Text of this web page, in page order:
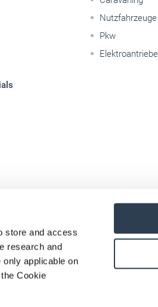
store and access
research and
applicable on
Cookie
Nutzfahrzeuge
Pkw
Elektroantriebe